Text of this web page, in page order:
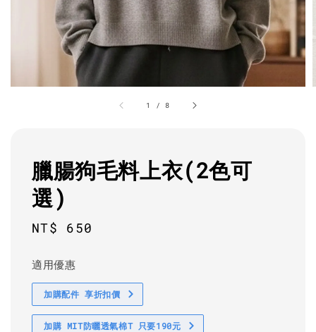
1 / 8
臘腸狗毛料上衣(2色可
選)
Regular
NT$ 650
適用優惠
加購配件 享折扣價
加購 MIT防曬透氣棉T 只要190元